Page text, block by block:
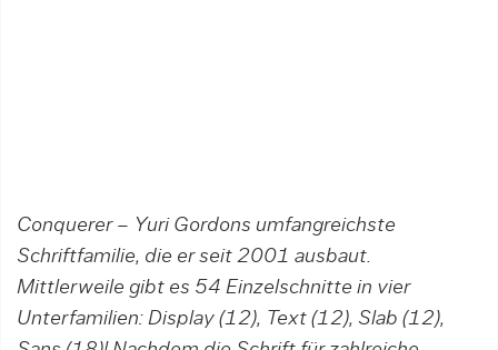
Conquerer – Yuri Gordons umfangreichste
Schriftfamilie, die er seit 2001 ausbaut.
Mittlerweile gibt es 54 Einzelschnitte in vier
Unterfamilien: Display (12), Text (12), Slab (12),